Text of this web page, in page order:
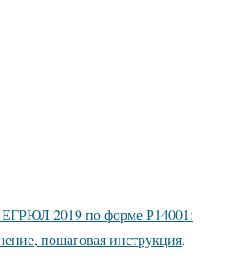
2019 по форме Р14001:
пошаговая инструкция,